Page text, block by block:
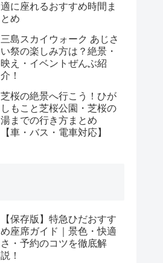
適に座れるおすすめ時間ま
とめ
三島スカイウォーク あじさ
い祭の楽しみ方は？絶景・
映え・イベントぜんぶ紹
介！
芝桜の絶景へ行こう！ひが
しもこと芝桜公園・芝桜の
湯までの行き方まとめ
【車・バス・電車対応】
【保存版】特急ひだおすす
め座席ガイド｜景色・快適
さ・予約のコツを徹底解
説！